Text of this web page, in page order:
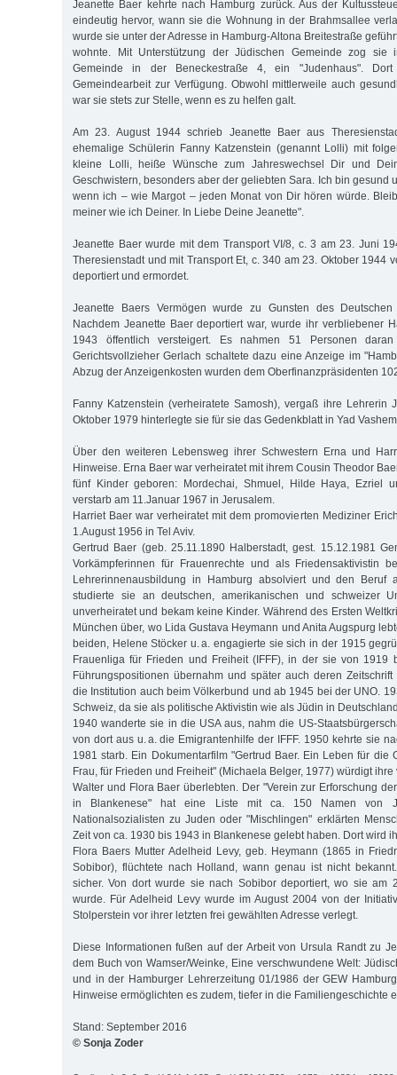
Jeanette Baer kehrte nach Hamburg zurück. Aus der
eindeutig hervor, wann sie die Wohnung in der Brahmsallee
wurde sie unter der Adresse in Hamburg-Altona Breitestraße
wohnte. Mit Unterstützung der Jüdischen Gemeinde zog sie
Gemeinde in der Beneckestraße 4, ein "Judenhaus".
Gemeindearbeit zur Verfügung. Obwohl mittlerweile auch
war sie stets zur Stelle, wenn es zu helfen galt.
Am 23. August 1944 schrieb Jeanette Baer aus
ehemalige Schülerin Fanny Katzenstein (genannt Lolli) mit
kleine Lolli, heiße Wünsche zum Jahreswechsel Dir und
Geschwistern, besonders aber der geliebten Sara. Ich bin gesund
wenn ich – wie Margot – jeden Monat von Dir hören würde.
meiner wie ich Deiner. In Liebe Deine Jeanette".
Jeanette Baer wurde mit dem Transport VI/8, c. 3 am 23. Juni
Theresienstadt und mit Transport Et, c. 340 am 23. Oktober 1944
deportiert und ermordet.
Jeanette Baers Vermögen wurde zu Gunsten des
Nachdem Jeanette Baer deportiert war, wurde ihr verbliebener
1943 öffentlich versteigert. Es nahmen 51 Personen
Gerichtsvollzieher Gerlach schaltete dazu eine Anzeige im
Abzug der Anzeigenkosten wurden dem Oberfinanzpräsidenten
Fanny Katzenstein (verheiratete Samosh), vergaß ihre Lehrerin
Oktober 1979 hinterlegte sie für sie das Gedenkblatt in Yad
Über den weiteren Lebensweg ihrer Schwestern Erna und
Hinweise. Erna Baer war verheiratet mit ihrem Cousin Theodor
fünf Kinder geboren: Mordechai, Shmuel, Hilde Haya, Ezriel
verstarb am 11.Januar 1967 in Jerusalem.
Harriet Baer war verheiratet mit dem promovierten Mediziner
1.August 1956 in Tel Aviv.
Gertrud Baer (geb. 25.11.1890 Halberstadt, gest. 15.12.1981
Vorkämpferinnen für Frauenrechte und als Friedensaktivistin
Lehrerinnenausbildung in Hamburg absolviert und den Beruf
studierte sie an deutschen, amerikanischen und schweizer
unverheiratet und bekam keine Kinder. Während des Ersten
München über, wo Lida Gustava Heymann und Anita Augspurg
beiden, Helene Stöcker u. a. engagierte sie sich in der 1915
Frauenliga für Frieden und Freiheit (IFFF), in der sie von 1919
Führungspositionen übernahm und später auch deren
die Institution auch beim Völkerbund und ab 1945 bei der UNO.
Schweiz, da sie als politische Aktivistin wie als Jüdin in
1940 wanderte sie in die USA aus, nahm die US-
von dort aus u. a. die Emigrantenhilfe der IFFF. 1950 kehrte sie
1981 starb. Ein Dokumentarfilm "Gertrud Baer. Ein Leben für die
Frau, für Frieden und Freiheit" (Michaela Belger, 1977) würdigt
Walter und Flora Baer überlebten. Der "Verein zur Erforschung
in Blankenese" hat eine Liste mit ca. 150 Namen von
Nationalsozialisten zu Juden oder "Mischlingen" erklärten
Zeit von ca. 1930 bis 1943 in Blankenese gelebt haben. Dort wird
Flora Baers Mutter Adelheid Levy, geb. Heymann (1865 in
Sobibor), flüchtete nach Holland, wann genau ist nicht
sicher. Von dort wurde sie nach Sobibor deportiert, wo sie am
wurde. Für Adelheid Levy wurde im August 2004 von der
Stolperstein vor ihrer letzten frei gewählten Adresse verlegt.
Diese Informationen fußen auf der Arbeit von Ursula Randt zu
dem Buch von Wamser/Weinke, Eine verschwundene Welt:
und in der Hamburger Lehrerzeitung 01/1986 der GEW
Hinweise ermöglichten es zudem, tiefer in die Familiengeschichte
Stand: September 2016
© Sonja Zoder